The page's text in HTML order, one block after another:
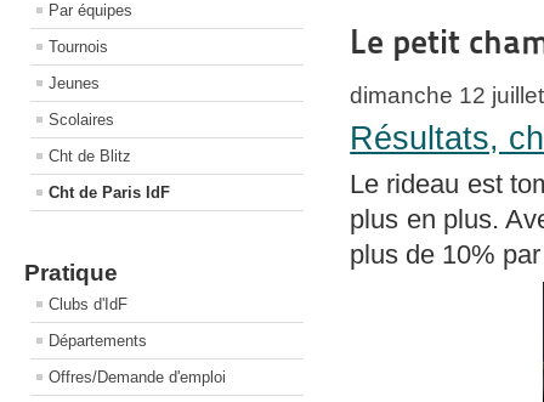
Par équipes
Tournois
Jeunes
Scolaires
Cht de Blitz
Cht de Paris IdF
Pratique
Clubs d'IdF
Départements
Offres/Demande d'emploi
Le petit
dimanche 12
Résultats,
Le rideau est
plus en plus.
plus de 10%